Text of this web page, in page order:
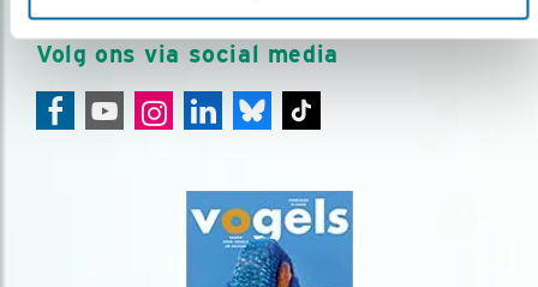
Volg ons via social media